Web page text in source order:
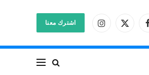
فيسبوكX
الانستغراماشترك معنا